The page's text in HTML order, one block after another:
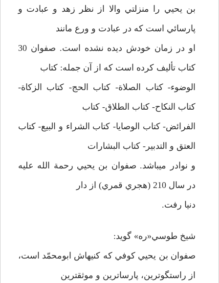
بن يحيي را منزلتي والا از نظر زهد و عبادت و
پارسائي است كه در عبادت و ورع مانند
او در زمان خودش ديده نشده است. صفوان 30
كتاب تأليف كرده است كه از آن جمله: كتاب
الوضوء- كتاب الصلاة- كتاب الحج- كتاب الزكاة-
كتاب النكاح- كتاب الطلاق- كتاب
الفرائض- كتاب الوصايا- كتاب الشراء و البيع- كتاب
العتق و التدبير- كتاب البشارات
و نوادر مي­باشد. صفوان بن يحيي رحمة الله عليه
در سال 210 (هجري قمري) از دار
دنيا رفت.
شيخ طوسي«ره» گويد:
صفوان بن يحيي كوفي كه كنيه­اش ابومحمّد است،
از راستگوترين، پارساترين و موثق­ترين